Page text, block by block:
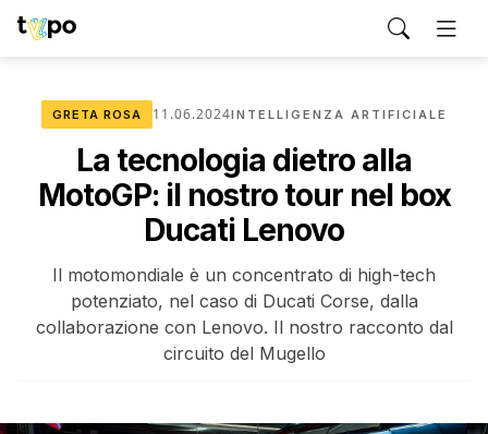
GRETA ROSA 11.06.2024INTELLIGENZA ARTIFICIALE
La tecnologia dietro alla
MotoGP: il nostro tour nel box
Ducati Lenovo
Il motomondiale è un concentrato di high-tech
potenziato, nel caso di Ducati Corse, dalla
collaborazione con Lenovo. Il nostro racconto dal
circuito del Mugello